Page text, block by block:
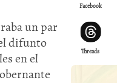
un par
difunto
en el
Facebook
Threads